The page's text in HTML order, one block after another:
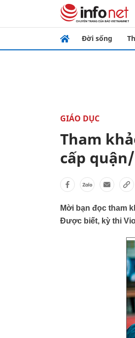
Đời sống
GIÁO DỤC
Tham
cấp
Mời bạn đọc tham
Được biết, kỳ thi